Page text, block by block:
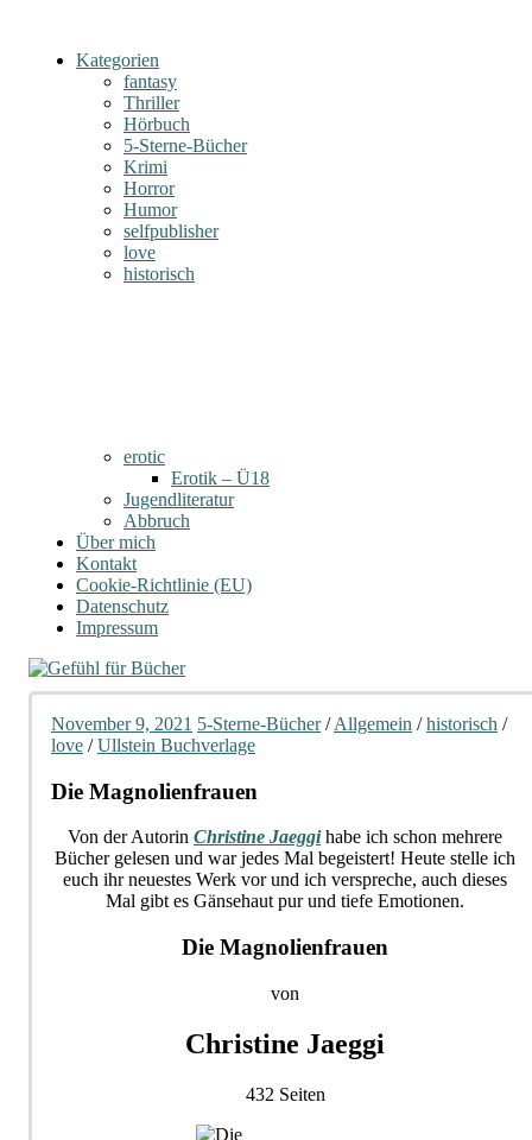
Kategorien
fantasy
Thriller
Hörbuch
5-Sterne-Bücher
Krimi
Horror
Humor
selfpublisher
love
historisch
erotic
Erotik – Ü18
Jugendliteratur
Abbruch
Über mich
Kontakt
Cookie-Richtlinie (EU)
Datenschutz
Impressum
November 9, 2021 5-Sterne-Bücher/Allgemein /historisch /
love /Ullstein Buchverlage
Die Magnolienfrauen
Von der Autorin Christine Jaeggihabe ich schon mehrere
Bücher gelesen und war jedes Mal begeistert! Heute stelle ich
euch ihr neuestes Werk vor und ich verspreche, auch dieses
Mal gibt es Gänsehaut pur und tiefe Emotionen.
Die Magnolienfrauen
von
Christine Jaeggi
432 Seiten